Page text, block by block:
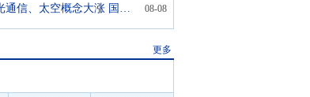
美股三大指数集体上涨 光通信、太空概念大涨 国际金价走高 08-08
更多